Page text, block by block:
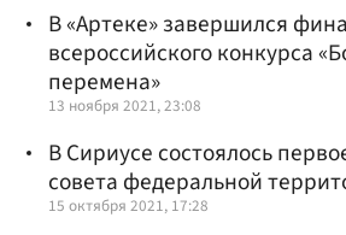
В «Артеке» завершился
всероссийского конкурса
перемена»
13 ноября 2021, 23:08
В Сириусе состоялось
совета федеральной
15 октября 2021, 17:28